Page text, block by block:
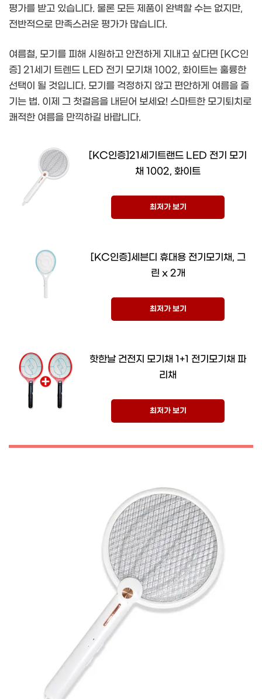
평가를 받고 있습니다. 물론 모든 제품이 완벽할 수는 없지만,
전반적으로 만족스러운 평가가 많습니다.
여름철, 모기를 피해 시원하고 안전하게 지내고 싶다면 [KC인
증] 21세기 트렌드 LED 전기 모기채 1002, 화이트는 훌륭한
선택이 될 것입니다. 모기를 걱정하지 않고 편안하게 여름을 즐
기는 법. 이제 그 첫걸음을 내딛어 보세요! 스마트한 모기퇴치로
쾌적한 여름을 만끽하길 바랍니다.
[KC인증]21세기트랜드 LED 전기 모기
채 1002, 화이트
최저가 보기
[KC인증]세븐디 휴대용 전기모기채, 그
린 x 2개
최저가 보기
핫한날 건전지 모기채 1+1 전기모기채 파
리채
최저가 보기